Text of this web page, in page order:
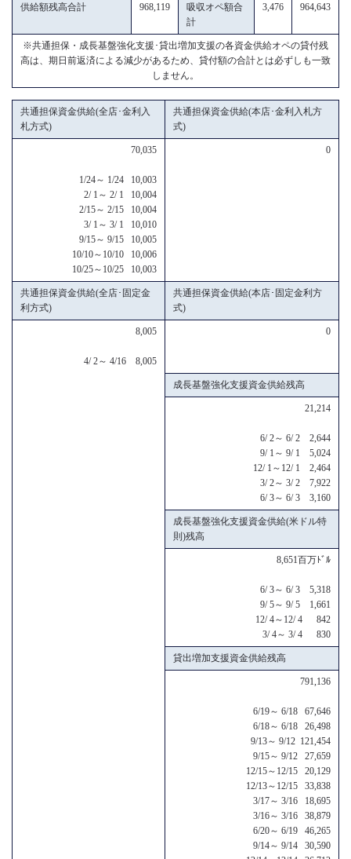
供給額残高合計 968,119
吸収オペ額合
計
3,476 964,643
※共通担保・成長基盤強化支援･貸出増加支援の各資金供給オペの貸付残
高は、期日前返済による減少があるため、貸付額の合計とは必ずしも一致
しません。
共通担保資金供給(全店･金利入
札方式)
共通担保資金供給(本店･金利入札方
式)
70,035
1/24～ 1/24 10,003
2/ 1～ 2/ 1 10,004
2/15～ 2/15 10,004
3/ 1～ 3/ 1 10,010
9/15～ 9/15 10,005
10/10～10/10 10,006
10/25～10/25 10,003
0
共通担保資金供給(全店･固定金
利方式)
共通担保資金供給(本店･固定金利方
式)
8,005
4/ 2～ 4/16 8,005
0
成長基盤強化支援資金供給残高
21,214
6/ 2～ 6/ 2 2,644
9/ 1～ 9/ 1 5,024
12/ 1～12/ 1 2,464
3/ 2～ 3/ 2 7,922
6/ 3～ 6/ 3 3,160
成長基盤強化支援資金供給(米ドル特
則)残高
8,651百万ﾄﾞﾙ
6/ 3～ 6/ 3 5,318
9/ 5～ 9/ 5 1,661
12/ 4～12/ 4 842
3/ 4～ 3/ 4 830
貸出増加支援資金供給残高
791,136
6/19～ 6/18 67,646
6/18～ 6/18 26,498
9/13～ 9/12 121,454
9/15～ 9/12 27,659
12/15～12/15 20,129
12/13～12/15 33,838
3/17～ 3/16 18,695
3/16～ 3/16 38,879
6/20～ 6/19 46,265
9/14～ 9/14 30,590